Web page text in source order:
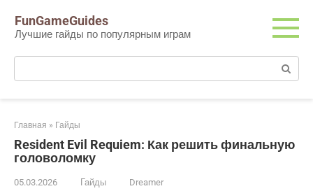
контенту
FunGameGuides
Лучшие гайды по популярным играм
Поиск:
Главная » Гайды
Resident Evil Requiem: Как решить финальную
головоломку
05.03.2026 Гайды Dreamer